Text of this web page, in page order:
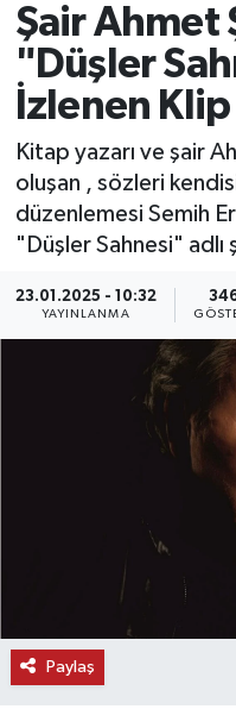
Şair Ahmet
"Düşler
İzlenen
Kitap yazarı ve şair
oluşan , sözleri
düzenlemesi Semih
"Düşler Sahnesi" adlı
23.01.2025 - 10:32
YAYINLANMA
Paylaş
EĞİTİM
EKONOMİ
GÖKTÜRK
GÜNDEM
MAGAZİN
ÖZEL HABER
TEKNOLOJİ
Son Dakika
Haber Arşivi